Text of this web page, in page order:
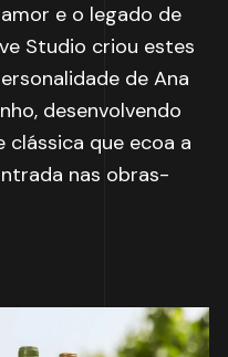
e o legado de
Studio criou estes
de Ana
desenvolvendo
que ecoa a
nas obras-